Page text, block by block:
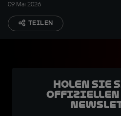
09 Mai 2026
TEILEN
Holen Sie
offiziellen